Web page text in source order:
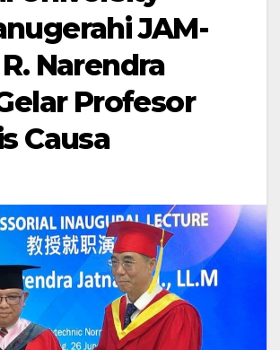
JAM-
Narendra
Profesor
Causa